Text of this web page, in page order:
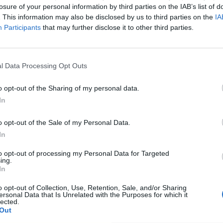
of your personal information by third parties on the IAB’s list of
This information may also be disclosed by us to third parties on the
Participants that may further disclose it to other third parties.
Data Processing Opt Outs
opt-out of the Sharing of my personal data.
opt-out of the Sale of my Personal Data.
opt-out of processing my Personal Data for Targeted
opt-out of Collection, Use, Retention, Sale, and/or Sharing
Data that Is Unrelated with the Purposes for which it
Ο smoothie
που θα σας βγάλει
δύσκολη θέση